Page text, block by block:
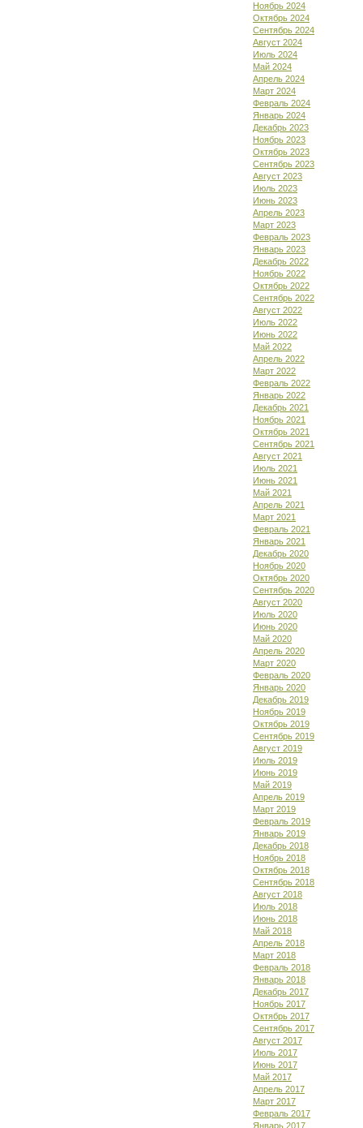
Ноябрь 2024
Октябрь 2024
Сентябрь 2024
Август 2024
Июль 2024
Май 2024
Апрель 2024
Март 2024
Февраль 2024
Январь 2024
Декабрь 2023
Ноябрь 2023
Октябрь 2023
Сентябрь 2023
Август 2023
Июль 2023
Июнь 2023
Апрель 2023
Март 2023
Февраль 2023
Январь 2023
Декабрь 2022
Ноябрь 2022
Октябрь 2022
Сентябрь 2022
Август 2022
Июль 2022
Июнь 2022
Май 2022
Апрель 2022
Март 2022
Февраль 2022
Январь 2022
Декабрь 2021
Ноябрь 2021
Октябрь 2021
Сентябрь 2021
Август 2021
Июль 2021
Июнь 2021
Май 2021
Апрель 2021
Март 2021
Февраль 2021
Январь 2021
Декабрь 2020
Ноябрь 2020
Октябрь 2020
Сентябрь 2020
Август 2020
Июль 2020
Июнь 2020
Май 2020
Апрель 2020
Март 2020
Февраль 2020
Январь 2020
Декабрь 2019
Ноябрь 2019
Октябрь 2019
Сентябрь 2019
Август 2019
Июль 2019
Июнь 2019
Май 2019
Апрель 2019
Март 2019
Февраль 2019
Январь 2019
Декабрь 2018
Ноябрь 2018
Октябрь 2018
Сентябрь 2018
Август 2018
Июль 2018
Июнь 2018
Май 2018
Апрель 2018
Март 2018
Февраль 2018
Январь 2018
Декабрь 2017
Ноябрь 2017
Октябрь 2017
Сентябрь 2017
Август 2017
Июль 2017
Июнь 2017
Май 2017
Апрель 2017
Март 2017
Февраль 2017
Январь 2017